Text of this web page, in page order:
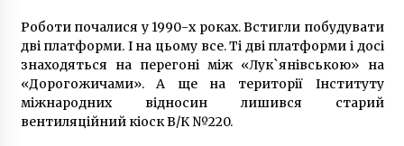
Роботи почалися у 1990-х роках. Встигли побудувати
дві платформи. І на цьому все. Ті дві платформи і досі
знаходяться на перегоні між «Лук`янівською» на
«Дорогожичами». А ще на території Інституту
міжнародних відносин лишився старий
вентиляційний кіоск В/К №220.